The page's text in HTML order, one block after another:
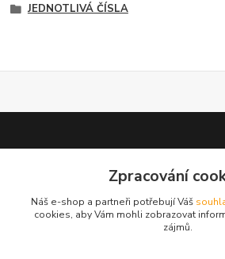
JEDNOTLIVÁ ČÍSLA
Zpracování
Náš e-shop a partneři potřebují Váš
cookies, aby Vám mohli zobrazovat
zájmů.